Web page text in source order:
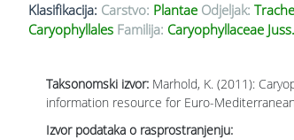
Klasifikacija: Carstvo: Plantae Odjeljak:
Caryophyllales Familija: Caryophyllaceae Juss.
Taksonomski izvor: Marhold, K. (2011):
information resource for Euro-
Izvor podataka o rasprostranjenju: